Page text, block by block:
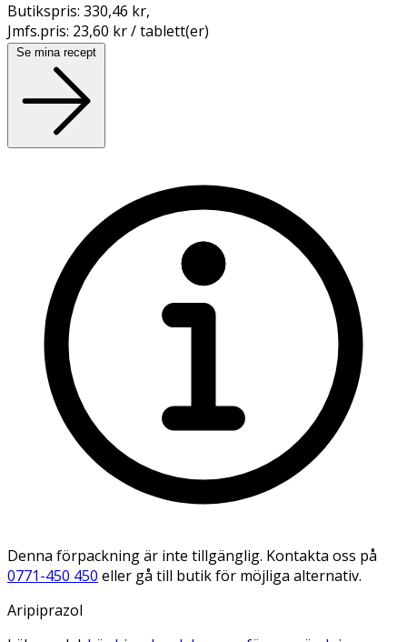
Butikspris: 330,46 kr,
Jmfs.pris: 23,60 kr / tablett(er)
Se mina recept
Denna förpackning är inte tillgänglig. Kontakta oss på
0771-450 450 eller gå till butik för möjliga alternativ.
Aripiprazol